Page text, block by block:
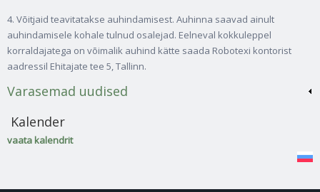
4. Võitjaid teavitatakse auhindamisest. Auhinna saavad ainult
auhindamisele kohale tulnud osalejad. Eelneval kokkuleppel
korraldajatega on võimalik auhind kätte saada Robotexi kontorist
aadressil Ehitajate tee 5, Tallinn.
Varasemad uudised
Kalender
vaata kalendrit